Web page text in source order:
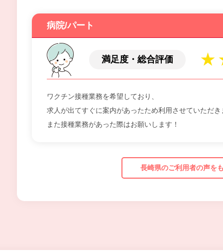
病院/パート
満足度・総合評価
ワクチン接種業務を希望しており、
求人が出てすぐに案内があったため利用させていただき
また接種業務があった際はお願いします！
長崎県のご利用者の声を